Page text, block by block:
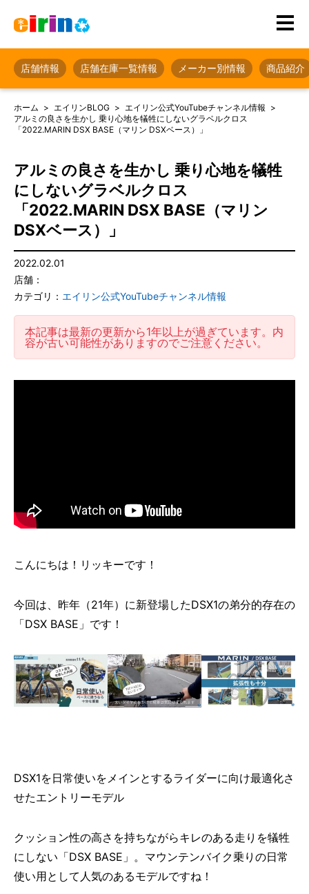
店舗情報 店舗在庫一覧情報 メーカー別情報 商品紹介
ホーム エイリンBLOG
エイリン公式YouTubeチャンネル情報
アルミの良さを生かし 乗り心地を犠牲にしないグラベルクロス
「2022.MARIN DSX BASE（マリン DSXベース）」
アルミの良さを生かし 乗り心地を犠牲
にしないグラベルクロス
「2022.MARIN DSX BASE（マリン
DSXベース）」
2022.02.01
店舗：
カテゴリ： エイリン公式YouTubeチャンネル情報
本記事は最新の更新から1年以上が過ぎています。内
容が古い可能性がありますのでご注意ください。
こんにちは！リッキーです！
今回は、昨年（21年）に新登場したDSX1の弟分的存在の
「DSX BASE」です！
DSX1を日常使いをメインとするライダーに向け最適化さ
せたエントリーモデル
クッション性の高さを持ちながらキレのある走りを犠牲
にしない「DSX BASE」。マウンテンバイク乗りの日常
使い用として人気のあるモデルですね！